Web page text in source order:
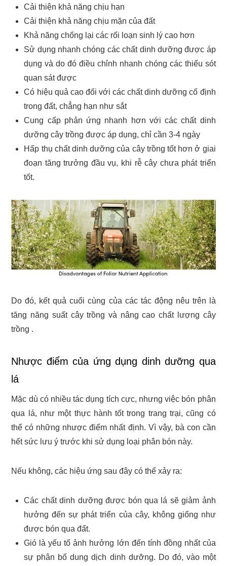
Cải thiện khả năng chịu hạn
Cải thiện khả năng chịu mặn của đất
Khả năng chống lại các rối loạn sinh lý cao hơn
Sử dụng nhanh chóng các chất dinh dưỡng được áp
dụng và do đó điều chỉnh nhanh chóng các thiếu sót
quan sát được
Có hiệu quả cao đối với các chất dinh dưỡng cố định
trong đất, chẳng hạn như sắt
Cung cấp phản ứng nhanh hơn với các chất dinh
dưỡng cây trồng được áp dụng, chỉ cần 3-4 ngày
Hấp thụ chất dinh dưỡng của cây trồng tốt hơn ở giai
đoạn tăng trưởng đầu vụ, khi rễ cây chưa phát triển
tốt.
Do đó, kết quả cuối cùng của các tác động nêu trên là
tăng năng suất cây trồng và nâng cao chất lượng cây
trồng .
Nhược điểm của ứng dụng dinh dưỡng qua
lá
Mặc dù có nhiều tác dụng tích cực, nhưng việc bón phân
qua lá, như một thực hành tốt trong trang trại, cũng có
thể có những nhược điểm nhất định. Vì vậy, bà con cần
hết sức lưu ý trước khi sử dụng loại phân bón này.
Nếu không, các hiệu ứng sau đây có thể xảy ra:
Các chất dinh dưỡng được bón qua lá sẽ giảm ảnh
hưởng đến sự phát triển của cây, không giống như
được bón qua đất.
Gió là yếu tố ảnh hưởng lớn đến tính đồng nhất của
sự phân bố dung dịch dinh dưỡng. Do đó, vào một